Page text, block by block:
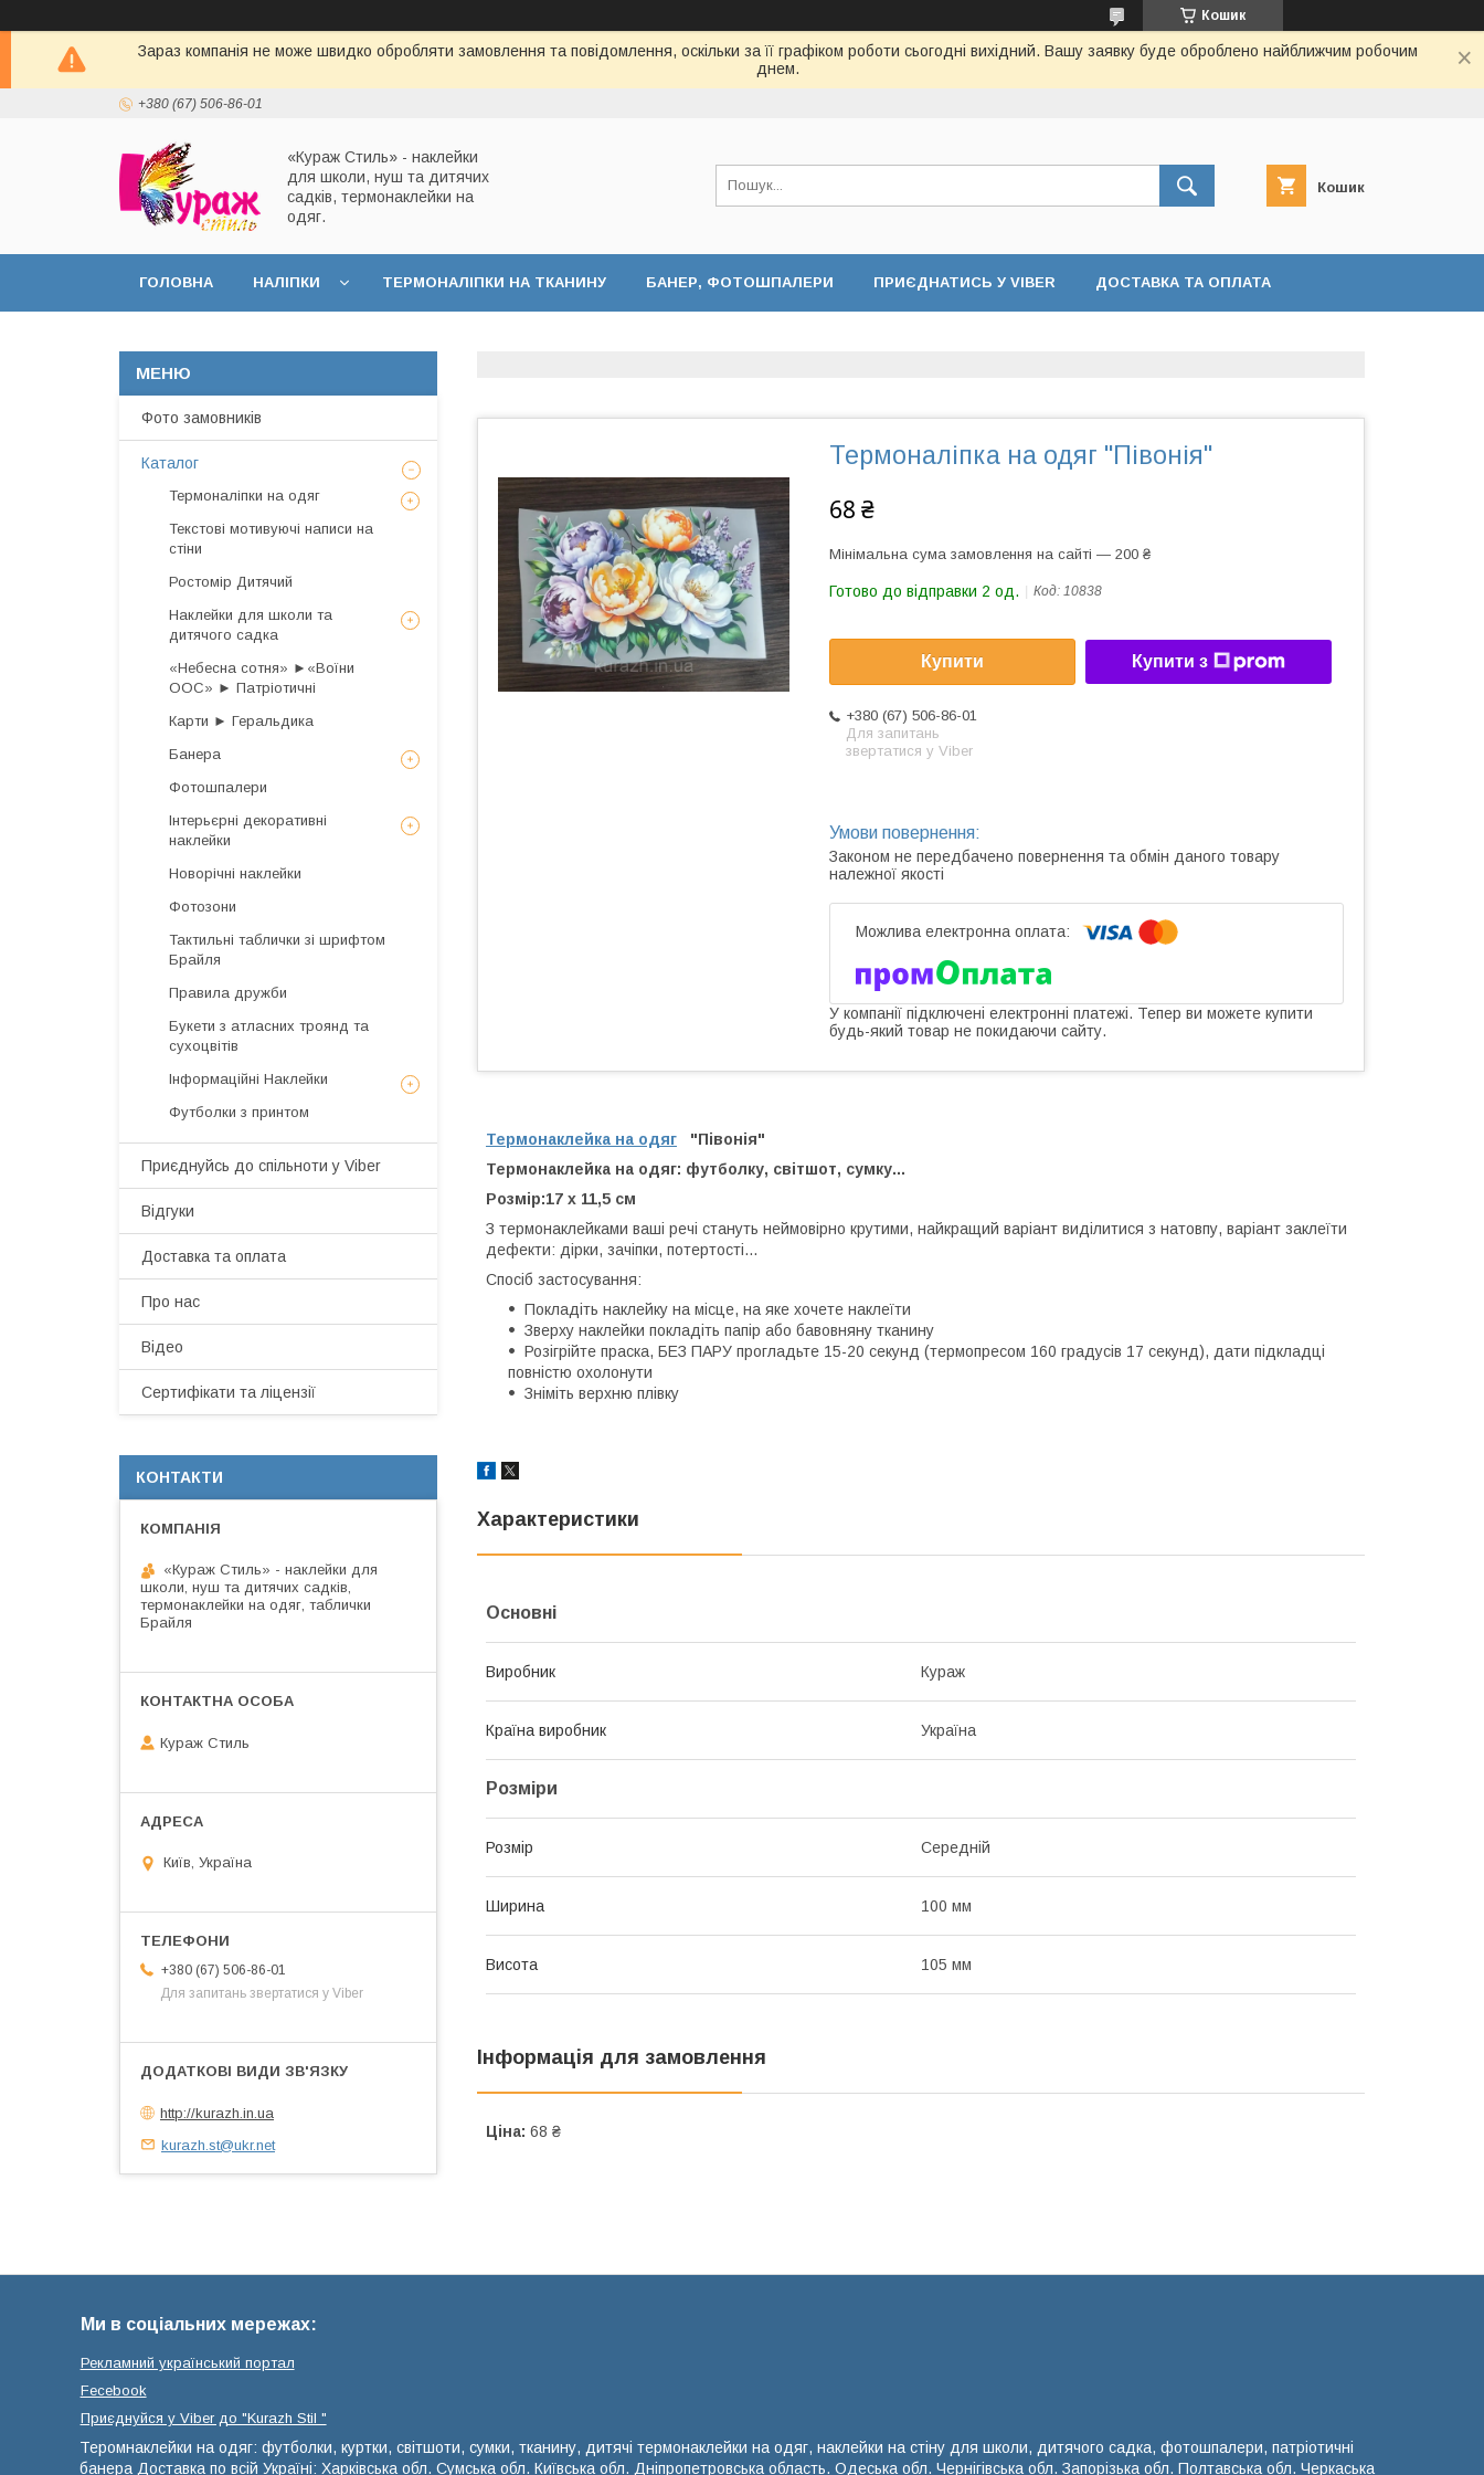
Кошик
Зараз компанія не може швидко обробляти замовлення та повідомлення, оскільки за її графіком роботи сьогодні вихідний. Вашу заявку буде оброблено найближчим робочим
днем.
+380 (67) 506-86-01
«Кураж Стиль» - наклейки
для школи, нуш та дитячих
садків, термонаклейки на
одяг.
Кошик
ГОЛОВНА НАЛІПКИ ТЕРМОНАЛІПКИ НА ТКАНИНУ БАНЕР, ФОТОШПАЛЕРИ ПРИЄДНАТИСЬ У VIBER ДОСТАВКА ТА ОПЛАТА
Термоналіпка на одяг "Півонія"
68 ₴
Мінімальна сума замовлення на сайті — 200 ₴
Готово до відправки 2 од. Код: 10838
Купити Купити з
+380 (67) 506-86-01
Для запитань
звертатися у Viber
Законом не передбачено повернення та обмін даного товару
належної якості
У компанії підключені електронні платежі. Тепер ви можете купити
будь-який товар не покидаючи сайту.
Термонаклейка на одяг "Півонія"
Термонаклейка на одяг: футболку, світшот, сумку...
Розмір:17 х 11,5 см
З термонаклейками ваші речі стануть неймовірно крутими, найкращий варіант виділитися з натовпу, варіант заклеїти
дефекти: дірки, зачіпки, потертості...
Спосіб застосування:
Покладіть наклейку на місце, на яке хочете наклеїти
Зверху наклейки покладіть папір або бавовняну тканину
Розігрійте праска, БЕЗ ПАРУ прогладьте 15-20 секунд (термопресом 160 градусів 17 секунд), дати підкладці
повністю охолонути
Зніміть верхню плівку
Характеристики
Основні
Виробник Кураж
Країна виробник Україна
Розміри
Розмір Середній
Ширина 100 мм
Висота 105 мм
Інформація для замовлення
Ціна: 68 ₴
Фото замовників
Каталог
Термоналіпки на одяг
Текстові мотивуючі написи на
стіни
Ростомір Дитячий
Наклейки для школи та
дитячого садка
«Небесна сотня» ►«Воїни
ООС» ► Патріотичні
Карти ► Геральдика
Банера
Фотошпалери
Інтерьєрні декоративні
наклейки
Новорічні наклейки
Фотозони
Тактильні таблички зі шрифтом
Брайля
Правила дружби
Букети з атласних троянд та
сухоцвітів
Інформаційні Наклейки
Футболки з принтом
Приєднуйсь до спільноти у Viber
Відгуки
Доставка та оплата
Про нас
Відео
Сертифікати та ліцензії
КОНТАКТИ
«Кураж Стиль» - наклейки для
школи, нуш та дитячих садків,
термонаклейки на одяг, таблички
Брайля
Кураж Стиль
Київ, Україна
+380 (67) 506-86-01
Для запитань звертатися у Viber
http://kurazh.in.ua
kurazh.st@ukr.net
Ми в соціальних мережах:
Рекламний український портал
Fecebook
Приєднуйся у Viber до ⁨"Kurazh Stil "
Теромнаклейки на одяг: футболки, куртки, світшоти, сумки, тканину, дитячі термонаклейки на одяг, наклейки на стіну для школи, дитячого садка, фотошпалери, патріотичні
банера Доставка по всій Україні: Харківська обл. Сумська обл. Київська обл. Дніпропетровська область. Одеська обл. Чернігівська обл. Запорізька обл. Полтавська обл. Черкаська